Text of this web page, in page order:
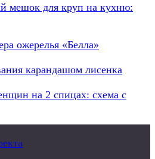
мешок для круп на кухню:
ожерелья «Белла»
карандашом лисенка
на 2 спицах: схема с